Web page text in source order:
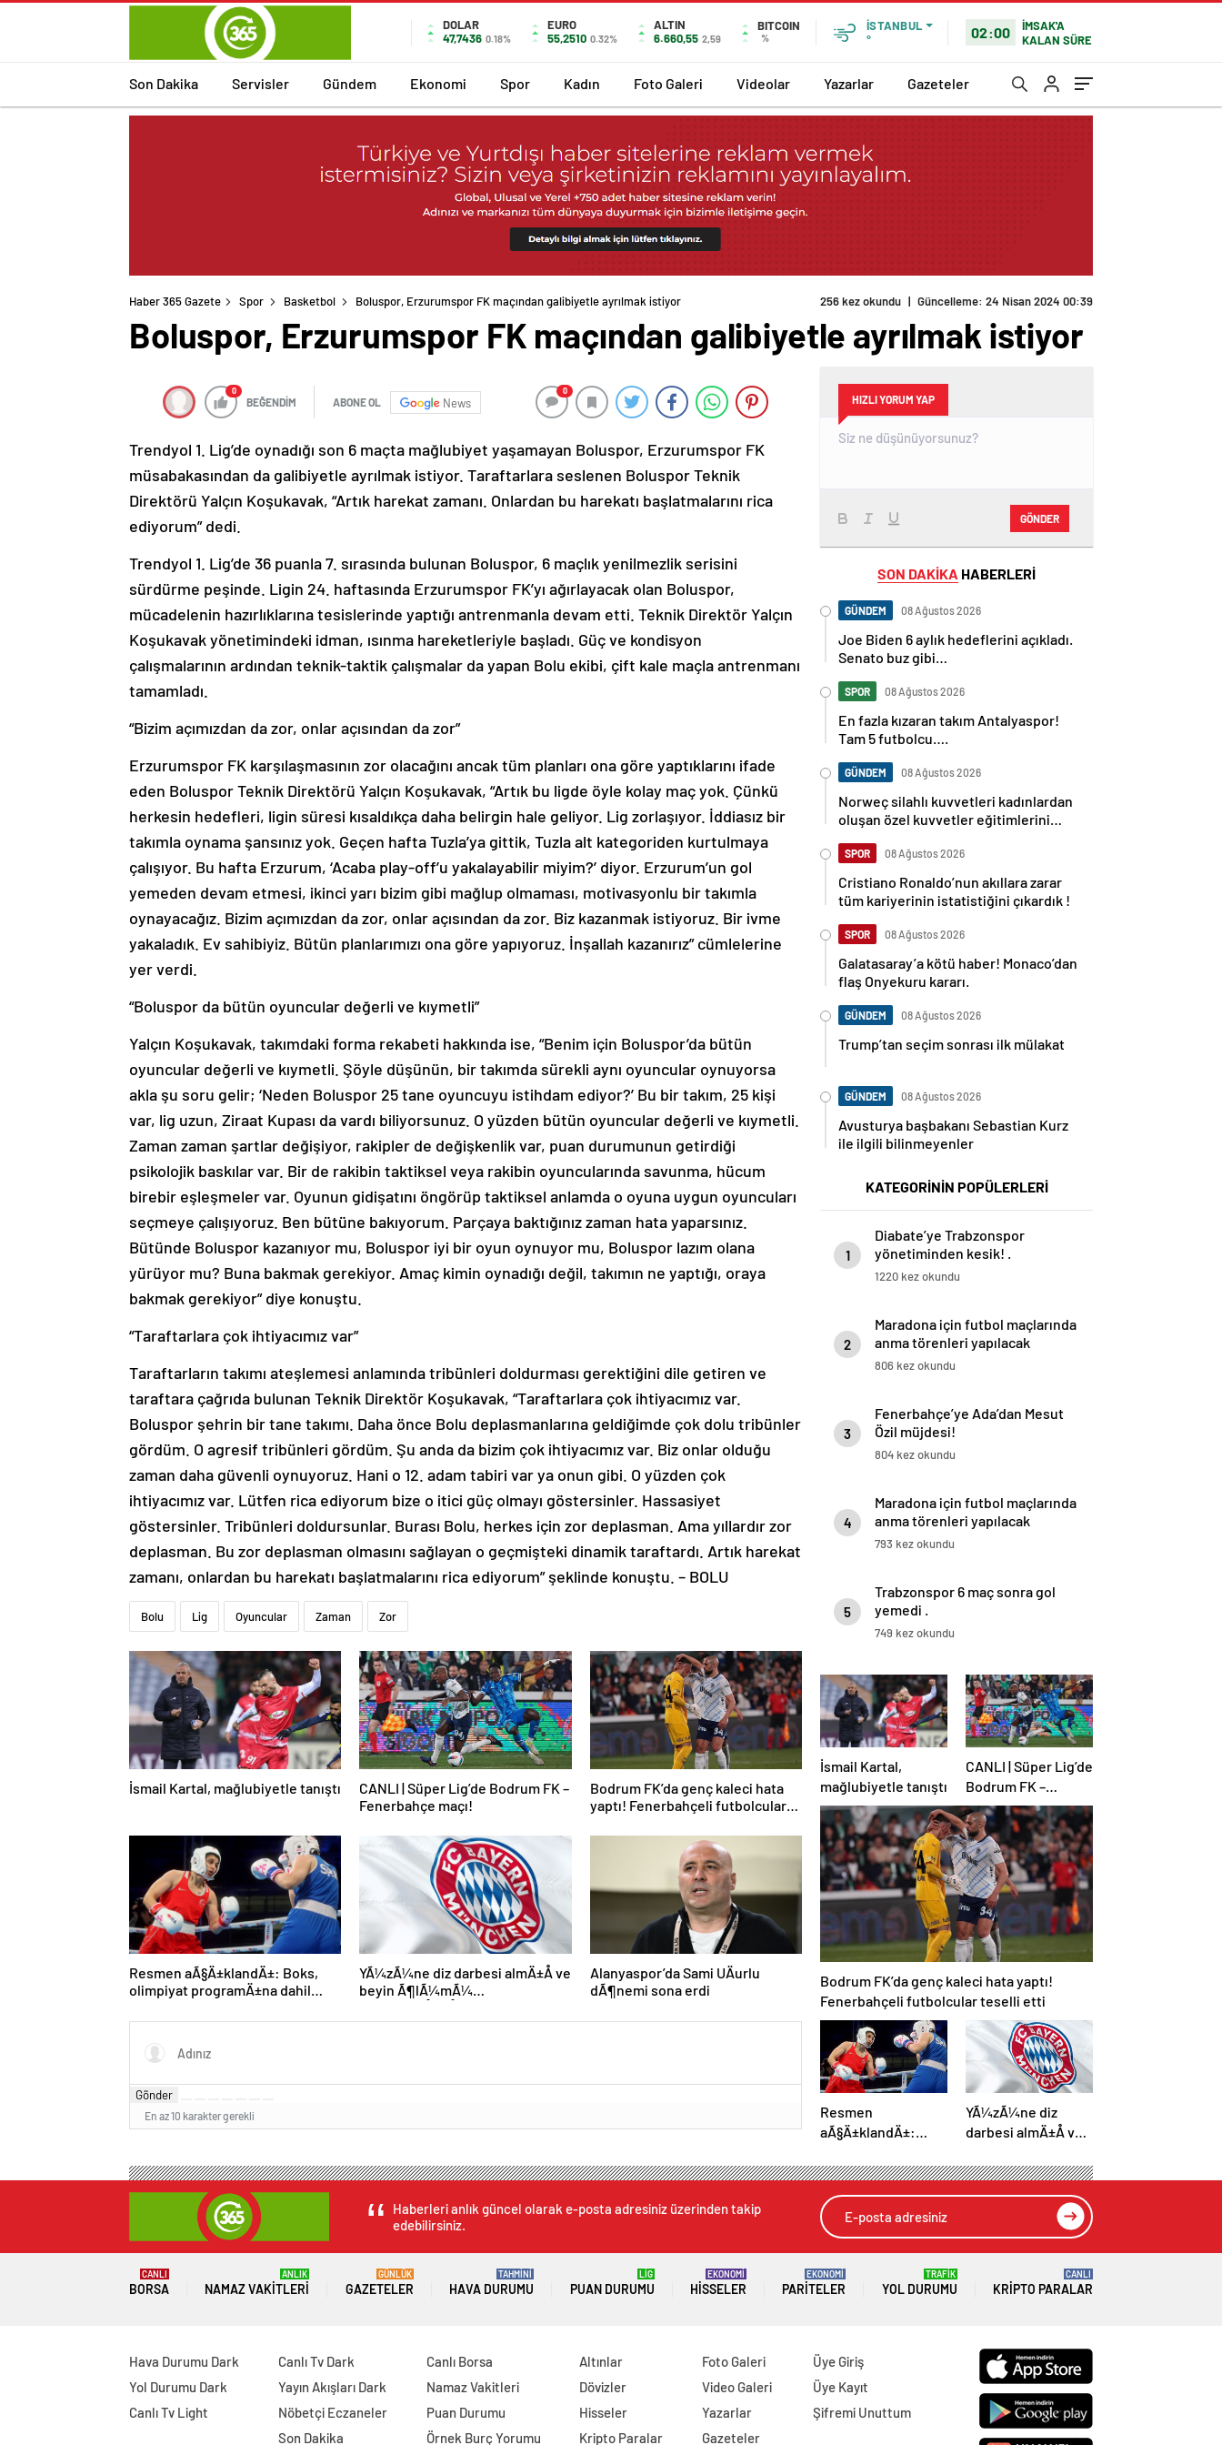
DOLAR
47,7436 0.18%
EURO
55,2510 0.32%
ALTIN
6.660,55 2,59
BITCOIN
%
İSTANBUL
°
02:00
İMSAK'A
KALAN SÜRE
Son Dakika Servisler Gündem Ekonomi Spor Kadın Foto Galeri Videolar Yazarlar Gazeteler
Haber 365 Gazete Spor Basketbol Boluspor, Erzurumspor FK maçından galibiyetle ayrılmak istiyor 256 kez okundu | Güncelleme: 24 Nisan 2024 00:39
Boluspor, Erzurumspor FK maçından galibiyetle ayrılmak istiyor
0
BEĞENDİM ABONE OL News
0
Trendyol 1. Lig’de oynadığı son 6 maçta mağlubiyet yaşamayan Boluspor, Erzurumspor FK
müsabakasından da galibiyetle ayrılmak istiyor. Taraftarlara seslenen Boluspor Teknik
Direktörü Yalçın Koşukavak, “Artık harekat zamanı. Onlardan bu harekatı başlatmalarını rica
ediyorum” dedi.
Trendyol 1. Lig’de 36 puanla 7. sırasında bulunan Boluspor, 6 maçlık yenilmezlik serisini
sürdürme peşinde. Ligin 24. haftasında Erzurumspor FK’yı ağırlayacak olan Boluspor,
mücadelenin hazırlıklarına tesislerinde yaptığı antrenmanla devam etti. Teknik Direktör Yalçın
Koşukavak yönetimindeki idman, ısınma hareketleriyle başladı. Güç ve kondisyon
çalışmalarının ardından teknik-taktik çalışmalar da yapan Bolu ekibi, çift kale maçla antrenmanı
tamamladı.
“Bizim açımızdan da zor, onlar açısından da zor”
Erzurumspor FK karşılaşmasının zor olacağını ancak tüm planları ona göre yaptıklarını ifade
eden Boluspor Teknik Direktörü Yalçın Koşukavak, “Artık bu ligde öyle kolay maç yok. Çünkü
herkesin hedefleri, ligin süresi kısaldıkça daha belirgin hale geliyor. Lig zorlaşıyor. İddiasız bir
takımla oynama şansınız yok. Geçen hafta Tuzla’ya gittik, Tuzla alt kategoriden kurtulmaya
çalışıyor. Bu hafta Erzurum, ‘Acaba play-off’u yakalayabilir miyim?’ diyor. Erzurum’un gol
yemeden devam etmesi, ikinci yarı bizim gibi mağlup olmaması, motivasyonlu bir takımla
oynayacağız. Bizim açımızdan da zor, onlar açısından da zor. Biz kazanmak istiyoruz. Bir ivme
yakaladık. Ev sahibiyiz. Bütün planlarımızı ona göre yapıyoruz. İnşallah kazanırız” cümlelerine
yer verdi.
“Boluspor da bütün oyuncular değerli ve kıymetli”
Yalçın Koşukavak, takımdaki forma rekabeti hakkında ise, “Benim için Boluspor’da bütün
oyuncular değerli ve kıymetli. Şöyle düşünün, bir takımda sürekli aynı oyuncular oynuyorsa
akla şu soru gelir; ‘Neden Boluspor 25 tane oyuncuyu istihdam ediyor?’ Bu bir takım, 25 kişi
var, lig uzun, Ziraat Kupası da vardı biliyorsunuz. O yüzden bütün oyuncular değerli ve kıymetli.
Zaman zaman şartlar değişiyor, rakipler de değişkenlik var, puan durumunun getirdiği
psikolojik baskılar var. Bir de rakibin taktiksel veya rakibin oyuncularında savunma, hücum
birebir eşleşmeler var. Oyunun gidişatını öngörüp taktiksel anlamda o oyuna uygun oyuncuları
seçmeye çalışıyoruz. Ben bütüne bakıyorum. Parçaya baktığınız zaman hata yaparsınız.
Bütünde Boluspor kazanıyor mu, Boluspor iyi bir oyun oynuyor mu, Boluspor lazım olana
yürüyor mu? Buna bakmak gerekiyor. Amaç kimin oynadığı değil, takımın ne yaptığı, oraya
bakmak gerekiyor” diye konuştu.
“Taraftarlara çok ihtiyacımız var”
Taraftarların takımı ateşlemesi anlamında tribünleri doldurması gerektiğini dile getiren ve
taraftara çağrıda bulunan Teknik Direktör Koşukavak, “Taraftarlara çok ihtiyacımız var.
Boluspor şehrin bir tane takımı. Daha önce Bolu deplasmanlarına geldiğimde çok dolu tribünler
gördüm. O agresif tribünleri gördüm. Şu anda da bizim çok ihtiyacımız var. Biz onlar olduğu
zaman daha güvenli oynuyoruz. Hani o 12. adam tabiri var ya onun gibi. O yüzden çok
ihtiyacımız var. Lütfen rica ediyorum bize o itici güç olmayı göstersinler. Hassasiyet
göstersinler. Tribünleri doldursunlar. Burası Bolu, herkes için zor deplasman. Ama yıllardır zor
deplasman. Bu zor deplasman olmasını sağlayan o geçmişteki dinamik taraftardı. Artık harekat
zamanı, onlardan bu harekatı başlatmalarını rica ediyorum” şeklinde konuştu. – BOLU
Bolu Lig Oyuncular Zaman Zor
İsmail Kartal, mağlubiyetle tanıştı
CANLI | Süper Lig’de Bodrum FK –
Fenerbahçe maçı!
Bodrum FK’da genç kaleci hata
yaptı! Fenerbahçeli futbolcular
Resmen aÃ§Ä±klandÄ±: Boks,
olimpiyat programÄ±na dahil
YÃ¼zÃ¼ne diz darbesi almÄ±Å ve
beyin Ã¶lÃ¼mÃ¼
MÃ¼nih DÃ¼nya KarmasÄ±’nÄ±n
Alanyaspor’da Sami UÄurlu
dÃ¶nemi sona erdi
Gönder
En az 10 karakter gerekli
HIZLI YORUM YAP
GÖNDER
SON DAKİKA HABERLERİ
GÜNDEM 08 Ağustos 2026
Joe Biden 6 aylık hedeflerini açıkladı.
Senato buz gibi…
SPOR 08 Ağustos 2026
En fazla kızaran takım Antalyaspor!
Tam 5 futbolcu….
GÜNDEM 08 Ağustos 2026
Norweç silahlı kuvvetleri kadınlardan
oluşan özel kuvvetler eğitimlerini
SPOR 08 Ağustos 2026
Cristiano Ronaldo’nun akıllara zarar
tüm kariyerinin istatistiğini çıkardık !
SPOR 08 Ağustos 2026
Galatasaray’a kötü haber! Monaco’dan
flaş Onyekuru kararı.
GÜNDEM 08 Ağustos 2026
Trump’tan seçim sonrası ilk mülakat
GÜNDEM 08 Ağustos 2026
Avusturya başbakanı Sebastian Kurz
ile ilgili bilinmeyenler
KATEGORİNİN POPÜLERLERİ
1
Diabate’ye Trabzonspor
yönetiminden kesik! .
1220 kez okundu
2
Maradona için futbol maçlarında
anma törenleri yapılacak
806 kez okundu
3
Fenerbahçe’ye Ada’dan Mesut
Özil müjdesi!
804 kez okundu
4
Maradona için futbol maçlarında
anma törenleri yapılacak
793 kez okundu
5
Trabzonspor 6 maç sonra gol
yemedi .
749 kez okundu
İsmail Kartal,
mağlubiyetle tanıştı
CANLI | Süper Lig’de
Bodrum FK –
Fenerbahçe maçı!
Bodrum FK’da genç kaleci hata yaptı!
Fenerbahçeli futbolcular teselli etti
Resmen
aÃ§Ä±klandÄ±:
programÄ±na dahil
edildi
YÃ¼zÃ¼ne diz
darbesi almÄ±Å ve
gerÃ§ekleÅmiÅti,
Bayern MÃ¼nih
KarmasÄ±’nÄ±n
genÃ§ futbolcusu
kaybetti
Haberleri anlık güncel olarak e-posta adresiniz üzerinden takip
edebilirsiniz.
BORSA
CANLI
NAMAZ VAKITLERI
ANLIK
GAZETELER
GÜNLÜK
HAVA DURUMU
TAHMİNİ
PUAN DURUMU
LİG
HISSELER
EKONOMİ
PARITELER
EKONOMİ
YOL DURUMU
TRAFİK
KRIPTO PARALAR
CANLI
Hava Durumu Dark
Yol Durumu Dark
Canlı Tv Light
Canlı Tv Dark
Yayın Akışları Dark
Nöbetçi Eczaneler
Son Dakika
Canlı Borsa
Namaz Vakitleri
Puan Durumu
Örnek Burç Yorumu
Altınlar
Dövizler
Hisseler
Kripto Paralar
Foto Galeri
Video Galeri
Yazarlar
Gazeteler
Üye Giriş
Üye Kayıt
Şifremi Unuttum